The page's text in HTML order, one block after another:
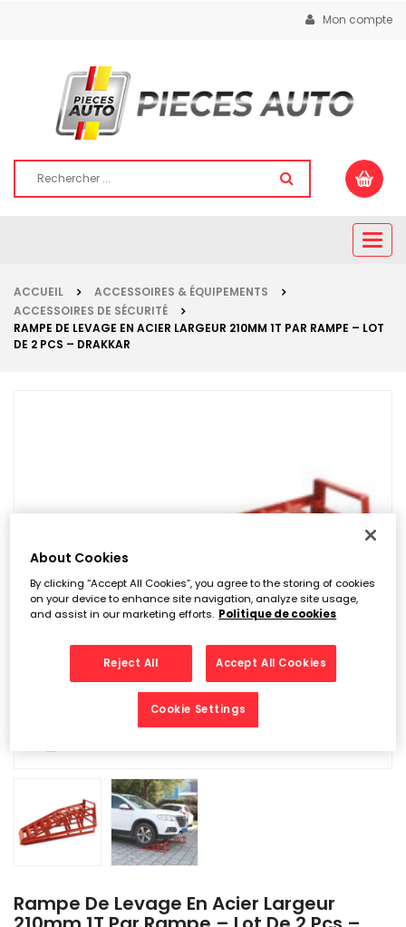
Mon compte
ACCUEIL
ACCESSOIRES & ÉQUIPEMENTS
ACCESSOIRES DE SÉCURITÉ
RAMPE DE LEVAGE EN ACIER LARGEUR 210MM 1T PAR RAMPE – LOT
DE 2 PCS – DRAKKAR
Rampe De Levage En Acier Largeur
About Cookies
By clicking “Accept All Cookies”, you agree to the storing of cookies
on your device to enhance site navigation, analyze site usage,
and assist in our marketing efforts. Politique de cookies
Reject All Accept All Cookies
Cookie Settings